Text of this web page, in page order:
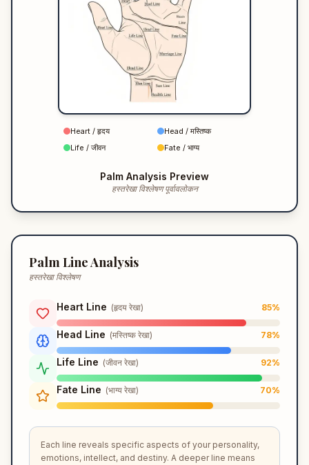
Heart / हृदय Head / मस्तिष्क
Life / जीवन Fate / भाग्य
Palm Analysis Preview
हस्तरेखा विश्लेषण पूर्वावलोकन
Palm Line Analysis
हस्तरेखा विश्लेषण
Heart Line (हृदय रेखा) 85%
Head Line (मस्तिष्क रेखा) 78%
Life Line (जीवन रेखा) 92%
Fate Line (भाग्य रेखा) 70%
Each line reveals specific aspects of your personality,
emotions, intellect, and destiny. A deeper line means